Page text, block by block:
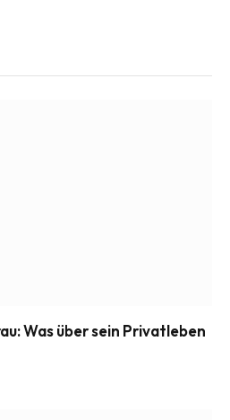
Was über sein Privatleben